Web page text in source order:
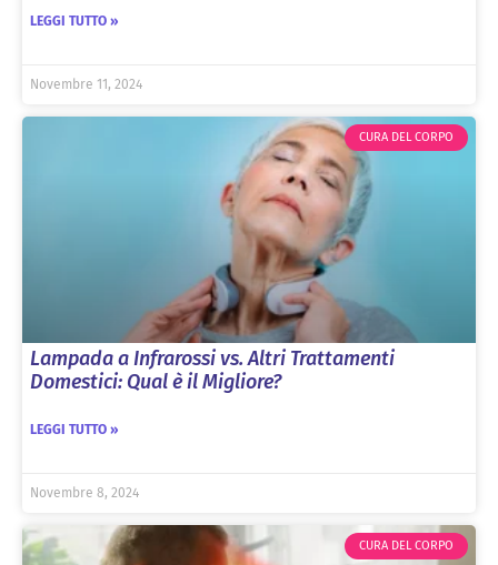
LEGGI TUTTO »
Novembre 11, 2024
CURA DEL CORPO
Lampada a Infrarossi vs. Altri Trattamenti
Domestici: Qual è il Migliore?
LEGGI TUTTO »
Novembre 8, 2024
CURA DEL CORPO